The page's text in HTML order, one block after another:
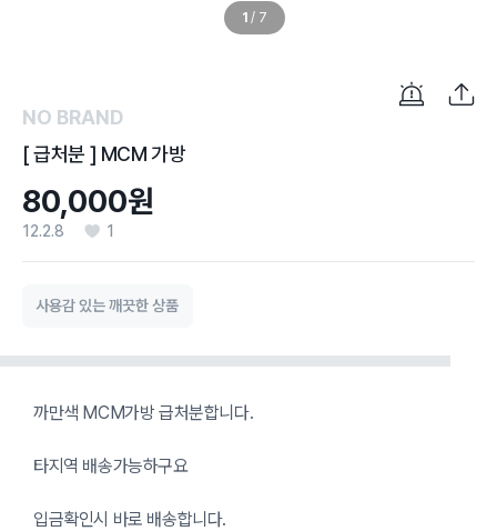
1 / 7
NO BRAND
[ 급처분 ] MCM 가방
80,000원
12.2.8 1
사용감 있는 깨끗한 상품
까만색 MCM가방 급처분합니다.
타지역 배송가능하구요
입금확인시 바로 배송합니다.